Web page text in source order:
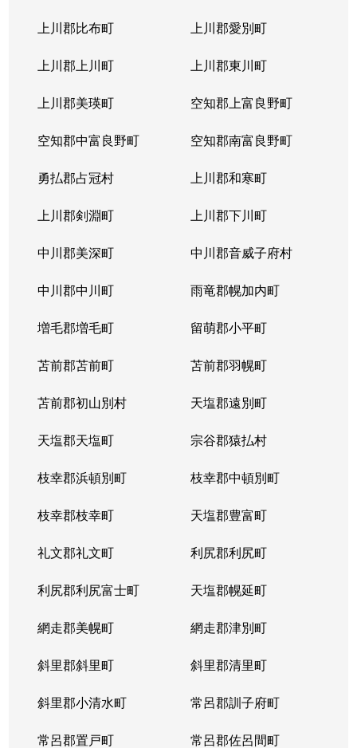
上川郡比布町 上川郡愛別町
上川郡上川町 上川郡東川町
上川郡美瑛町 空知郡上富良野町
空知郡中富良野町 空知郡南富良野町
勇払郡占冠村 上川郡和寒町
上川郡剣淵町 上川郡下川町
中川郡美深町 中川郡音威子府村
中川郡中川町 雨竜郡幌加内町
増毛郡増毛町 留萌郡小平町
苫前郡苫前町 苫前郡羽幌町
苫前郡初山別村 天塩郡遠別町
天塩郡天塩町 宗谷郡猿払村
枝幸郡浜頓別町 枝幸郡中頓別町
枝幸郡枝幸町 天塩郡豊富町
礼文郡礼文町 利尻郡利尻町
利尻郡利尻富士町 天塩郡幌延町
網走郡美幌町 網走郡津別町
斜里郡斜里町 斜里郡清里町
斜里郡小清水町 常呂郡訓子府町
常呂郡置戸町 常呂郡佐呂間町